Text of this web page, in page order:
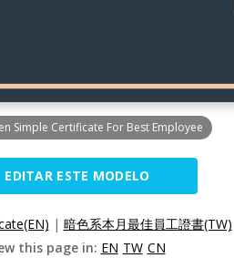
Simple Certificate For Best Employee
EDITAR ESTE MODELO
| 暗色系本月最佳員工證書(TW)
this page in: EN TW CN